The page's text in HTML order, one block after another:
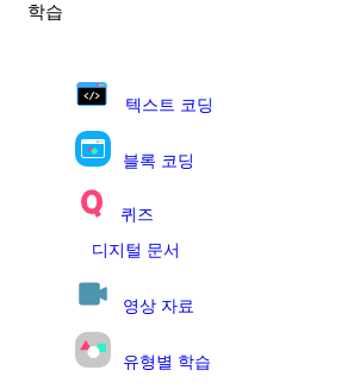
학습
텍스트 코딩
블록 코딩
퀴즈
디지털 문서
영상 자료
유형별 학습